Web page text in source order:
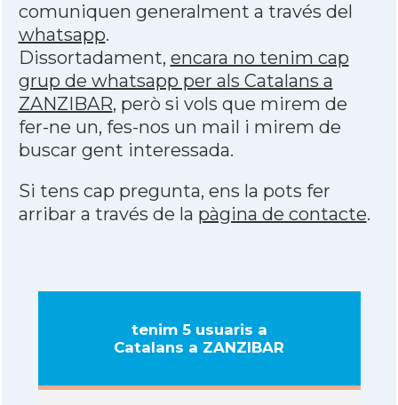
comuniquen generalment a través del
whatsapp.
Dissortadament, encara no tenim cap
grup de whatsapp per als Catalans a
ZANZIBAR, però si vols que mirem de
fer-ne un, fes-nos un mail i mirem de
buscar gent interessada.
Si tens cap pregunta, ens la pots fer
arribar a través de la pàgina de contacte.
tenim 5 usuaris a
Catalans a ZANZIBAR